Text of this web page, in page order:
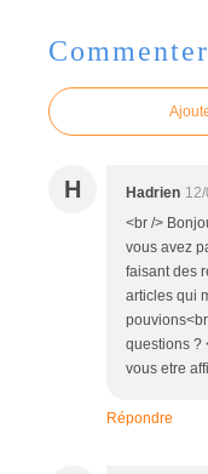
H Hadrien
<br />
vous avez
faisant des
articles qui
questions ?
vous etre
Répondre